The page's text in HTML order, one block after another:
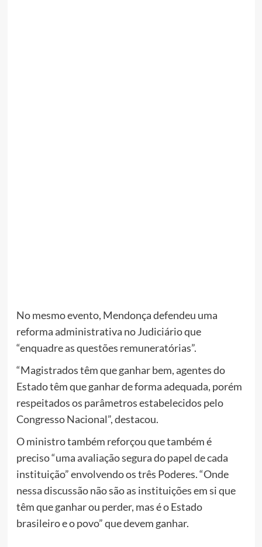
No mesmo evento, Mendonça defendeu uma
reforma administrativa no Judiciário que
“enquadre as questões remuneratórias”.
“Magistrados têm que ganhar bem, agentes do
Estado têm que ganhar de forma adequada, porém
respeitados os parâmetros estabelecidos pelo
Congresso Nacional”, destacou.
O ministro também reforçou que também é
preciso “uma avaliação segura do papel de cada
instituição” envolvendo os três Poderes. “Onde
nessa discussão não são as instituições em si que
têm que ganhar ou perder, mas é o Estado
brasileiro e o povo” que devem ganhar.